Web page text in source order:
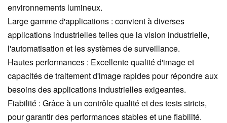
environnements lumineux.
Large gamme d'applications : convient à diverses
applications industrielles telles que la vision industrielle,
l'automatisation et les systèmes de surveillance.
Hautes performances : Excellente qualité d'image et
capacités de traitement d'image rapides pour répondre aux
besoins des applications industrielles exigeantes.
Fiabilité : Grâce à un contrôle qualité et des tests stricts,
pour garantir des performances stables et une fiabilité.